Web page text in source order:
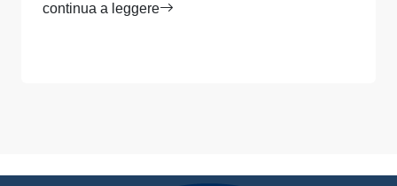
continua a leggere